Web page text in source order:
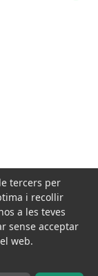
tercers per
i recollir
a les teves
sense acceptar
web.